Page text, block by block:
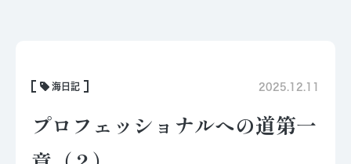
海日記 2025.12.11
プロフェッショナルへの道第一